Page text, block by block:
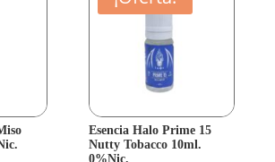
Esencia Halo Prime 15
Nutty Tobacco 10ml.
0%Nic.